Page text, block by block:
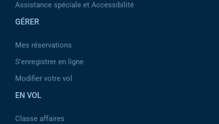
Assistance spéciale et Accessibilité
GÉRER
Mes réservations
S'enregistrer en ligne
Modifier votre vol
EN VOL
Classe affaires